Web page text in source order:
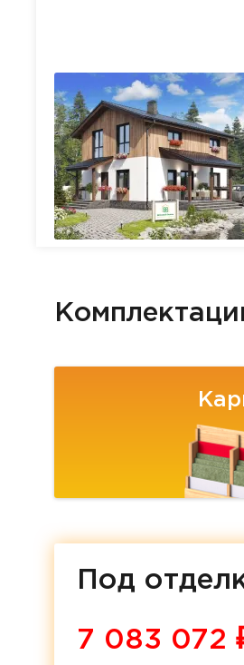
Под
7 083 072